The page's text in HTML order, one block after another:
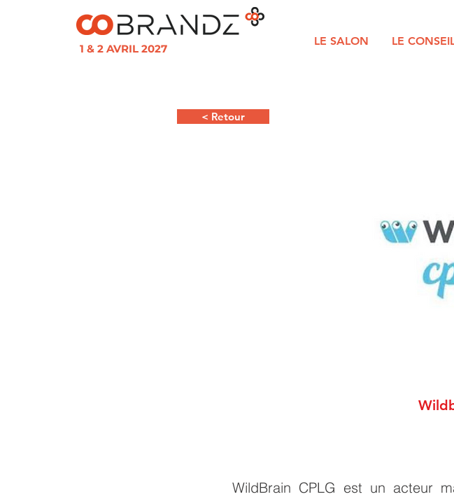
1 & 2 AVRIL 2027
LE SALON LE
< Retour
WildBrain CPLG est un acteur